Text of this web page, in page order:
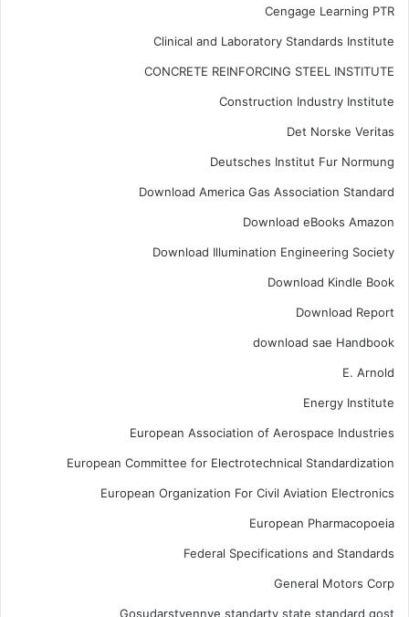
Cengage Learning PTR
Clinical and Laboratory Standards Institute
CONCRETE REINFORCING STEEL INSTITUTE
Construction Industry Institute
Det Norske Veritas
Deutsches Institut Fur Normung
Download America Gas Association Standard
Download eBooks Amazon
Download Illumination Engineering Society
Download Kindle Book
Download Report
download sae Handbook
E. Arnold
Energy Institute
European Association of Aerospace Industries
European Committee for Electrotechnical Standardization
European Organization For Civil Aviation Electronics
European Pharmacopoeia
Federal Specifications and Standards
General Motors Corp
Gosudarstvennye standarty state standard gost